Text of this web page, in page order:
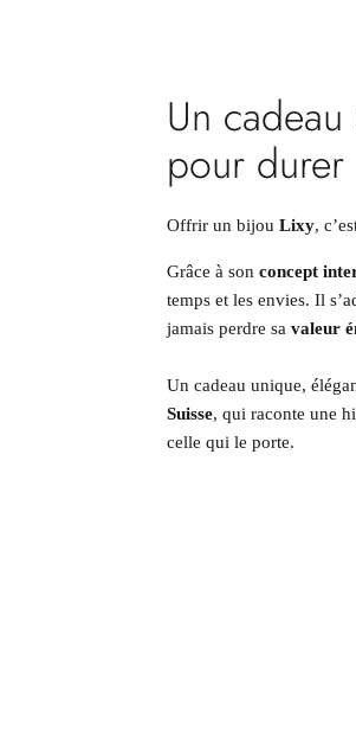
Un
pour durer
Offrir un bijouLixy,
Grâce à sonconcept
temps et les envies. Il
jamais perdre savaleur
Un cadeau unique,
Suisse, qui raconte une
celle qui le porte.